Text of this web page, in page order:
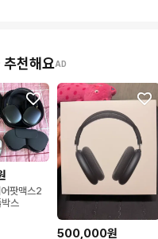
추천해요AD
팟맥스2
스
500,000원